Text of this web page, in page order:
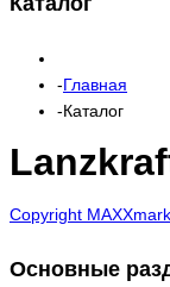
Главная
Каталог
Copyright
Основные